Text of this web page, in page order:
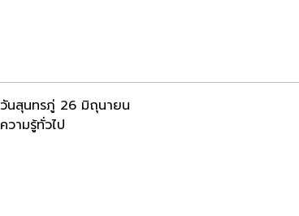
วันสุนทรภู่ 26 มิถุนายน
ความรู้ทั่วไป